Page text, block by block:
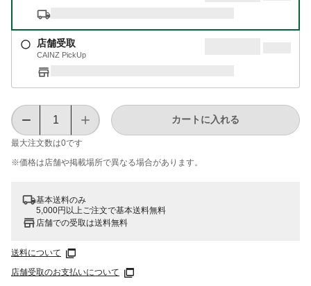
店舗受取
CAINZ PickUp
最大注文数は0です
カートに入れる
※価格は​店舗や​掲載場所で​異なる​場合が​あります。
基本送料のみ
5,000円以上ご注文で基本送料無料
店舗での受取は送料無料
送料について
店舗受取のお支払いについて